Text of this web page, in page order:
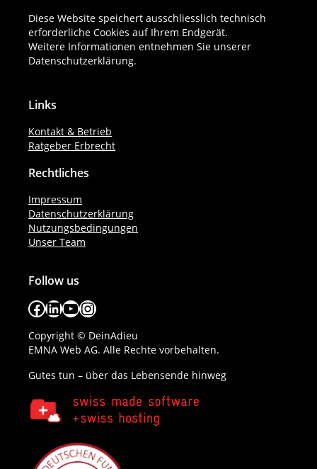
Diese Website speichert ausschliesslich technisch
erforderliche Cookies auf Ihrem Endgerät.
Weitere Informationen entnehmen Sie unserer
Datenschutzerklärung.
Links
Kontakt & Betrieb
Ratgeber Erbrecht
Rechtliches
Impressum
Datenschutzerklärung
Nutzungsbedingungen
Unser Team
Follow us
Facebook
LinkedIn
YouTube
Instagram
Copyright © DeinAdieu
EMNA Web AG. Alle Rechte vorbehalten.
Gutes tun – über das Lebensende hinweg